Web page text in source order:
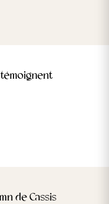
de Cassis